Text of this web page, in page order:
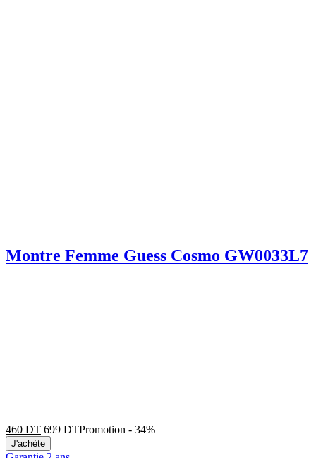
Montre Femme Guess Cosmo GW0033L7
460 DT 699DTPromotion - 34%
J'achète